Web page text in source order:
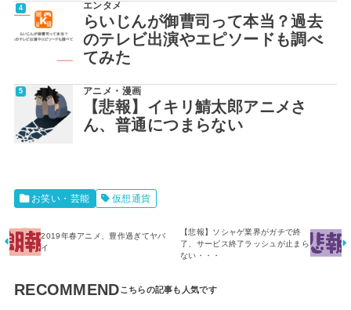
エンタメ
らいじんが御曹司って本当？過去
のテレビ出演やエピソードも調べ
てみた
アニメ・漫画
【悲報】イキリ鯖太郎アニメさ
ん、普通につまらない
お笑い・芸能 仮想通貨
2019年春アニメ、豊作過ぎてヤバ
イ
【悲報】ソシャゲ業界がガチで終
了、サービス終了ラッシュが止まら
ない・・・
RECOMMEND